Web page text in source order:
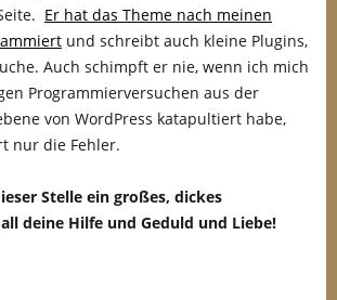
Er hat das Theme nach meinen
und schreibt auch kleine Plugins,
Auch schimpft er nie, wenn ich mich
Programmierversuchen aus der
von WordPress katapultiert habe,
nur die Fehler.
Stelle ein großes, dickes
deine Hilfe und Geduld und Liebe!